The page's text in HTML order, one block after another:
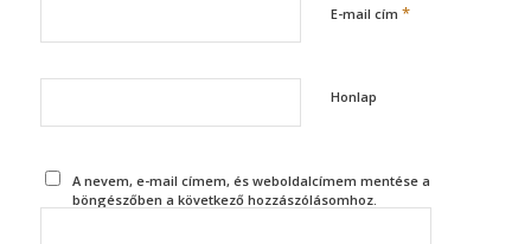
E-mail cím *
Honlap
A nevem, e-mail címem, és weboldalcímem mentése a
böngészőben a következő hozzászólásomhoz.